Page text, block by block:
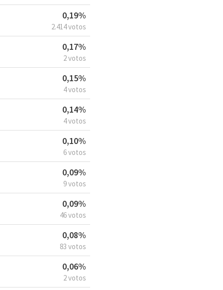
0,19%
2.414 votos
0,17%
2 votos
0,15%
4 votos
0,14%
4 votos
0,10%
6 votos
0,09%
9 votos
0,09%
46 votos
0,08%
83 votos
0,06%
2 votos